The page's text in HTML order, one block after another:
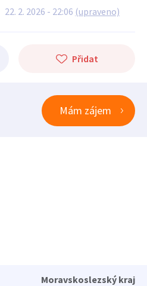
22. 2. 2026 - 22:06 (upraveno)
Přidat
Mám zájem
Moravskoslezský kraj